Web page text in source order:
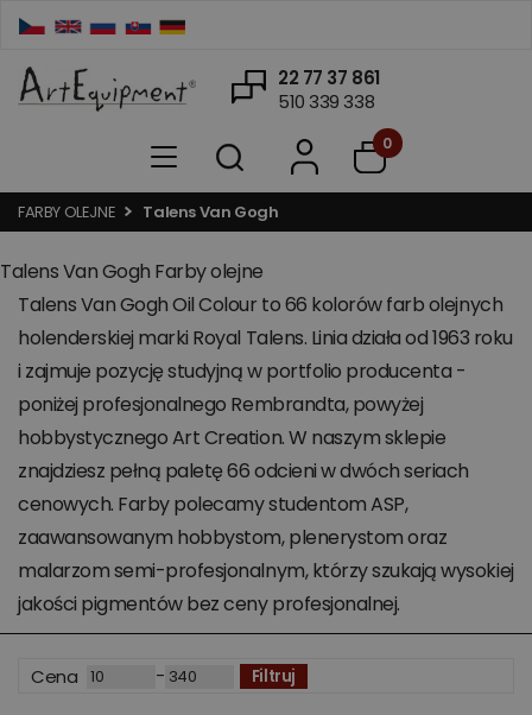
22 77 37 861
510 339 338
0
FARBY OLEJNE Talens Van Gogh
Cena - Filtruj
Talens Van Gogh Farby olejne
Talens Van Gogh Oil Colour to 66 kolorów farb olejnych
holenderskiej marki Royal Talens. Linia działa od 1963 roku
i zajmuje pozycję studyjną w portfolio producenta -
poniżej profesjonalnego Rembrandta, powyżej
hobbystycznego Art Creation. W naszym sklepie
znajdziesz pełną paletę 66 odcieni w dwóch seriach
cenowych. Farby polecamy studentom ASP,
zaawansowanym hobbystom, plenerystom oraz
malarzom semi-profesjonalnym, którzy szukają wysokiej
jakości pigmentów bez ceny profesjonalnej.